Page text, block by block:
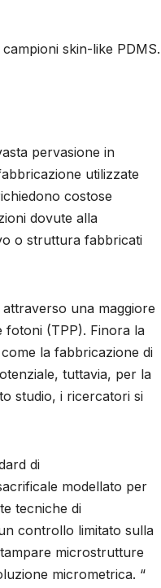
skin-like PDMS.
pervasione in
utilizzate
costose
dovute alla
o struttura fabbricati
una maggiore
fotoni (TPP). Finora la
la fabbricazione di
tuttavia, per la
studio, i ricercatori si
di
modellato per
tecniche di
controllo limitato sulla
microstrutture
micrometrica. “